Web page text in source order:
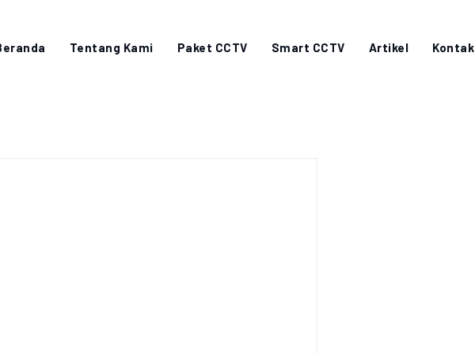
Tentang Kami Paket CCTV Smart CCTV Artikel Kontak